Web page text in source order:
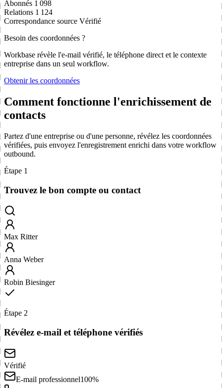
Abonnés 1 098
Relations 1 124
Correspondance source Vérifié
Besoin des coordonnées ?
Workbase révèle l'e-mail vérifié, le téléphone direct et le contexte
entreprise dans un seul workflow.
Obtenir les coordonnées
Comment fonctionne l'enrichissement de
contacts
Partez d'une entreprise ou d'une personne, révélez les coordonnées
vérifiées, puis envoyez l'enregistrement enrichi dans votre workflow
outbound.
Étape 1
Trouvez le bon compte ou contact
Max Ritter
Anna Weber
Robin Biesinger
Étape 2
Révélez e-mail et téléphone vérifiés
Vérifié
E-mail professionnel100%